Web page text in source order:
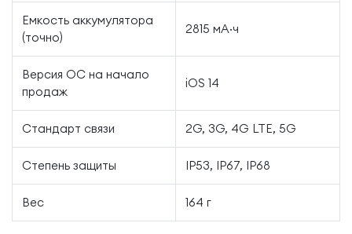
Емкость аккумулятора
(точно)
2815 мА·ч
Версия ОС на начало
продаж
iOS 14
Стандарт связи 2G, 3G, 4G LTE, 5G
Степень защиты IP53, IP67, IP68
Вес 164 г